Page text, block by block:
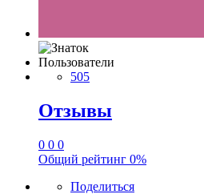
Пользователи
505
Отзывы
0 0 0
Общий рейтинг 0%
Поделиться